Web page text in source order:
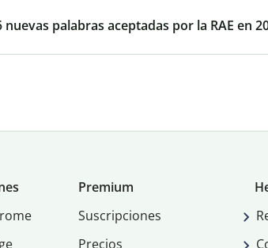
nuevas palabras aceptadas por la RAE en
Premium
Suscripciones
Precios